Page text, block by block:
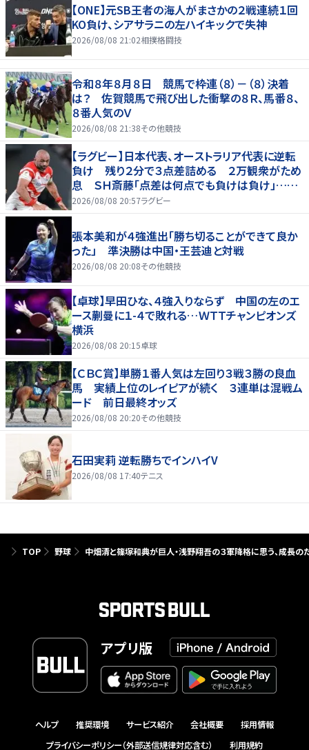
【ONE】元SB王者の海人がまさかの２戦連続１回
KO負け、シアサラニの左ハイキックで失神
2026/08/08 21:02相撲格闘技
令和８年８月８日 競馬で枠連（８）－（８）決着
は？ 佐賀競馬で飛び出した衝撃の８Ｒ、馬番８、
８番人気のＶ
2026/08/08 21:38その他競技
【ラグビー】日本代表、オーストラリア代表に逆転
負け 残り２分で３点差詰める ２万観衆がため
息 ＳＨ斎藤「点差は何点でも負けは負け」…前
半にＳＯ伊藤龍が先制トライ、３２ー３５で惜敗
2026/08/08 20:57ラグビー
張本美和が４強進出「勝ち切ることができて良か
った」 準決勝は中国・王芸迪と対戦
2026/08/08 20:08その他競技
【卓球】早田ひな、４強入りならず 中国の左のエ
ース蒯曼に１-４で敗れる…ＷＴＴチャンピオンズ
横浜
2026/08/08 20:15卓球
【ＣＢＣ賞】単勝１番人気は左回り３戦３勝の良血
馬 実績上位のレイピアが続く ３連単は混戦ム
ード 前日最終オッズ
2026/08/08 20:20その他競技
石田実莉 逆転勝ちでインハイV
2026/08/08 17:40テニス
TOP 野球 中畑清と篠塚和典が巨人・浅野翔吾の３軍降格に思う、成長の
アプリ版
ヘルプ 推奨環境 サービス紹介 会社概要
採用情報
プライバシーポリシー（外部送信規律対応含む）
利用規約